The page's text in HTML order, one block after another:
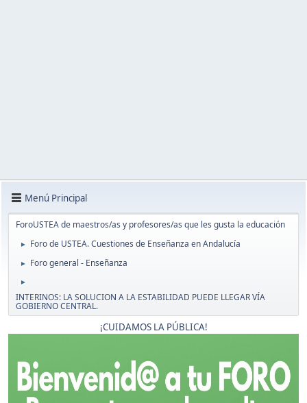
Menú Principal
ForoUSTEA de maestros/as y profesores/as que les gusta la educación
► Foro de USTEA. Cuestiones de Enseñanza en Andalucía
► Foro general - Enseñanza
►
INTERINOS: LA SOLUCION A LA ESTABILIDAD PUEDE LLEGAR VÍA
GOBIERNO CENTRAL.
¡CUIDAMOS LA PÚBLICA!